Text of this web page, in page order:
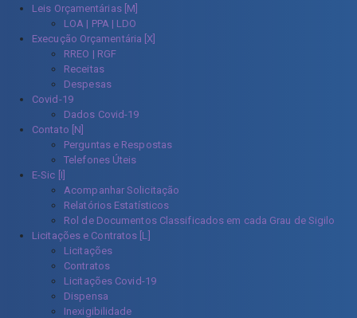
Leis Orçamentárias [M]
LOA | PPA | LDO
Execução Orçamentária [X]
RREO | RGF
Receitas
Despesas
Covid-19
Dados Covid-19
Contato [N]
Perguntas e Respostas
Telefones Úteis
E-Sic [I]
Acompanhar Solicitação
Relatórios Estatísticos
Rol de Documentos Classificados em cada Grau de Sigilo
Licitações e Contratos [L]
Licitações
Contratos
Licitações Covid-19
Dispensa
Inexigibilidade